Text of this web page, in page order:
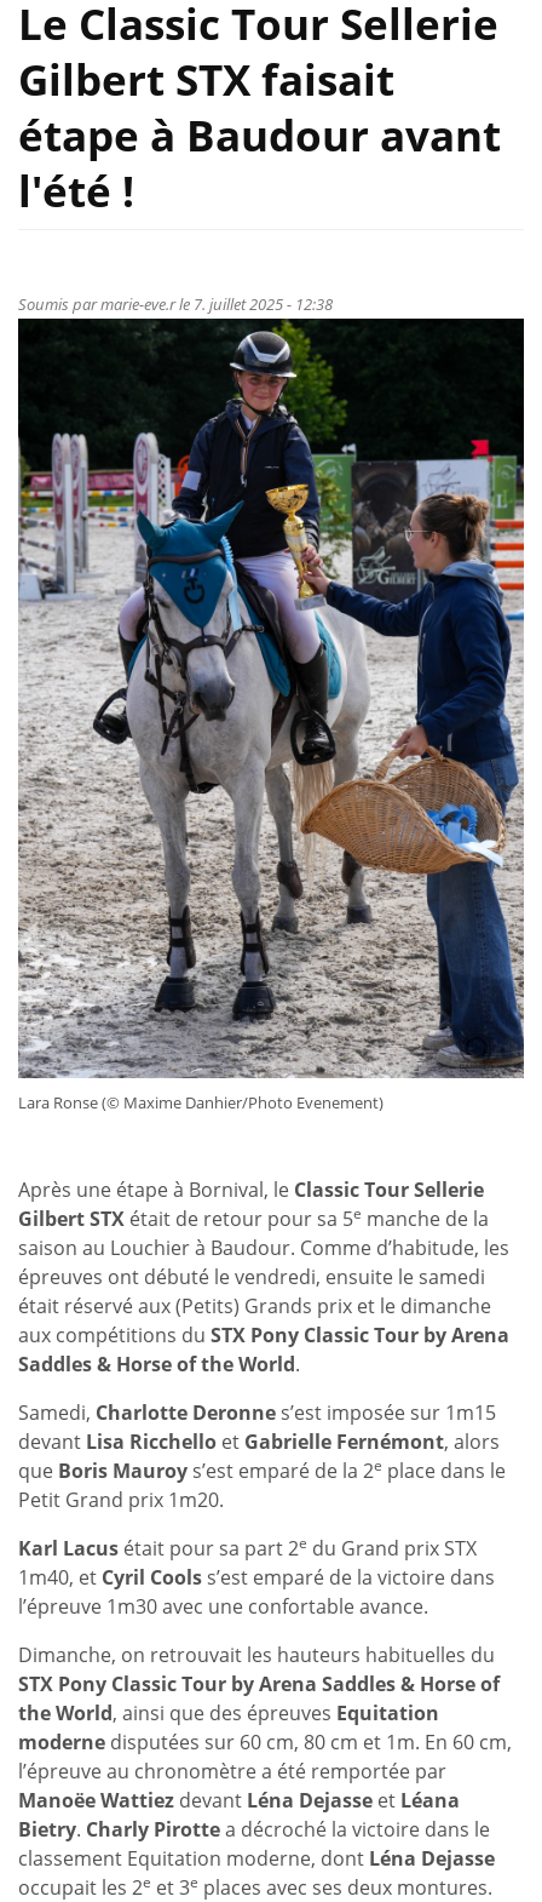
Le Classic Tour Sellerie
Gilbert STX faisait
étape à Baudour avant
l'été !
Soumis parmarie-eve.rle 7. juillet 2025 - 12:38
Lara Ronse (© Maxime Danhier/Photo Evenement)
Après une étape à Bornival, le Classic Tour Sellerie
Gilbert STX était de retour pour sa 5e manche de la
saison au Louchier à Baudour. Comme d’habitude, les
épreuves ont débuté le vendredi, ensuite le samedi
était réservé aux (Petits) Grands prix et le dimanche
aux compétitions du STX Pony Classic Tour by Arena
Saddles & Horse of the World.
Samedi, Charlotte Deronne s’est imposée sur 1m15
devant Lisa Ricchello et Gabrielle Fernémont, alors
que Boris Mauroy s’est emparé de la 2e place dans le
Petit Grand prix 1m20.
Karl Lacus était pour sa part 2e du Grand prix STX
1m40, et Cyril Cools s’est emparé de la victoire dans
l’épreuve 1m30 avec une confortable avance.
Dimanche, on retrouvait les hauteurs habituelles du
STX Pony Classic Tour by Arena Saddles & Horse of
the World, ainsi que des épreuves Equitation
moderne disputées sur 60 cm, 80 cm et 1m. En 60 cm,
l’épreuve au chronomètre a été remportée par
Manoëe Wattiez devant Léna Dejasse et Léana
Bietry. Charly Pirottea décroché la victoire dans le
classement Equitation moderne, dont Léna Dejasse
occupait les 2e et 3e places avec ses deux montures.